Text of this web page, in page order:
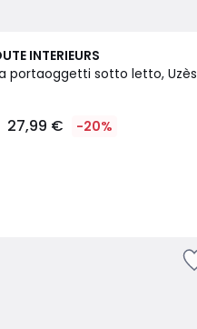
INTERIEURS
portaoggetti sotto letto, Uzès
27,99 € -20%